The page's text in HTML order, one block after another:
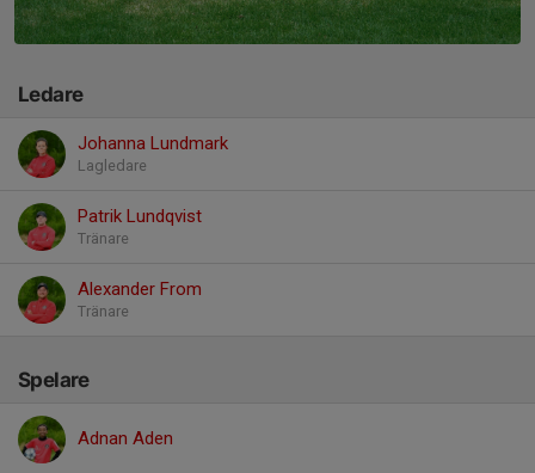
Ledare
Johanna Lundmark
Lagledare
Patrik Lundqvist
Tränare
Alexander From
Tränare
Spelare
Adnan Aden